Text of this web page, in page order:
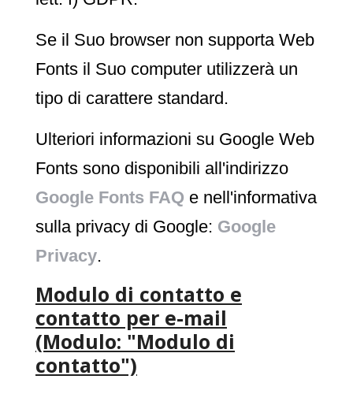
Se il Suo browser non supporta Web
Fonts il Suo computer utilizzerà un
tipo di carattere standard.
Ulteriori informazioni su Google Web
Fonts sono disponibili all'indirizzo
Google Fonts FAQ e nell'informativa
sulla privacy di Google: Google
Privacy.
Modulo di contatto e
contatto per e-mail
(Modulo: "Modulo di
contatto")